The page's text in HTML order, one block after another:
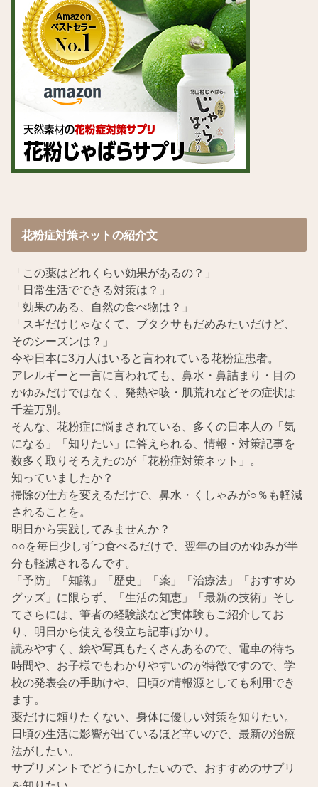
花粉症対策ネットの紹介文
「この薬はどれくらい効果があるの？」
「日常生活でできる対策は？」
「効果のある、自然の食べ物は？」
「スギだけじゃなくて、ブタクサもだめみたいだけど、
そのシーズンは？」
今や日本に3万人はいると言われている花粉症患者。
アレルギーと一言に言われても、鼻水・鼻詰まり・目の
かゆみだけではなく、発熱や咳・肌荒れなどその症状は
千差万別。
そんな、花粉症に悩まされている、多くの日本人の「気
になる」「知りたい」に答えられる、情報・対策記事を
数多く取りそろえたのが「花粉症対策ネット」。
知っていましたか？
掃除の仕方を変えるだけで、鼻水・くしゃみが○％も軽減
されることを。
明日から実践してみませんか？
○○を毎日少しずつ食べるだけで、翌年の目のかゆみが半
分も軽減されるんです。
「予防」「知識」「歴史」「薬」「治療法」「おすすめ
グッズ」に限らず、「生活の知恵」「最新の技術」そし
てさらには、筆者の経験談など実体験もご紹介してお
り、明日から使える役立ち記事ばかり。
読みやすく、絵や写真もたくさんあるので、電車の待ち
時間や、お子様でもわかりやすいのが特徴ですので、学
校の発表会の手助けや、日頃の情報源としても利用でき
ます。
薬だけに頼りたくない、身体に優しい対策を知りたい。
日頃の生活に影響が出ているほど辛いので、最新の治療
法がしたい。
サプリメントでどうにかしたいので、おすすめのサプリ